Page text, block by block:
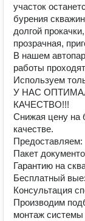
участок
бурения
долгой
прозрачная,
В нашем
работы
Используем
У НАС
КАЧЕСТВО!!!
Снижая цену на
качестве.
Предоставляем:
Пакет
Гарантию на
Бесплатный
Консультация
Производим
монтаж